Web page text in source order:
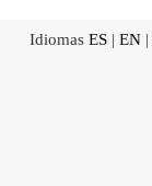
Idiomas ES | EN |